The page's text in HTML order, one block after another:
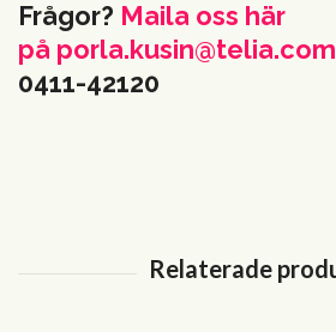
Frågor? Maila oss här
på porla.kusin@telia.com
0411-42120